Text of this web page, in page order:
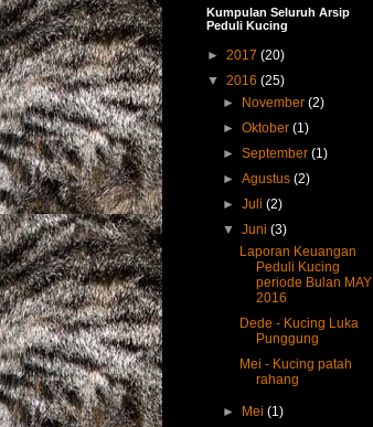
Kumpulan Seluruh Arsip
Peduli Kucing
► 2017 (20)
▼ 2016 (25)
► November(2)
►Oktober(1)
►September(1)
►Agustus(2)
►Juli(2)
▼Juni(3)
Laporan Keuangan
Peduli Kucing
periode Bulan MAY
2016
Dede - Kucing Luka
Punggung
Mei - Kucing patah
rahang
► Mei(1)